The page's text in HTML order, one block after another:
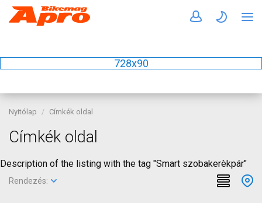
728x90
Nyitólap Címkék oldal
Címkék oldal
Description of the listing with the tag "Smart szobakerèkpár"
Rendezés: